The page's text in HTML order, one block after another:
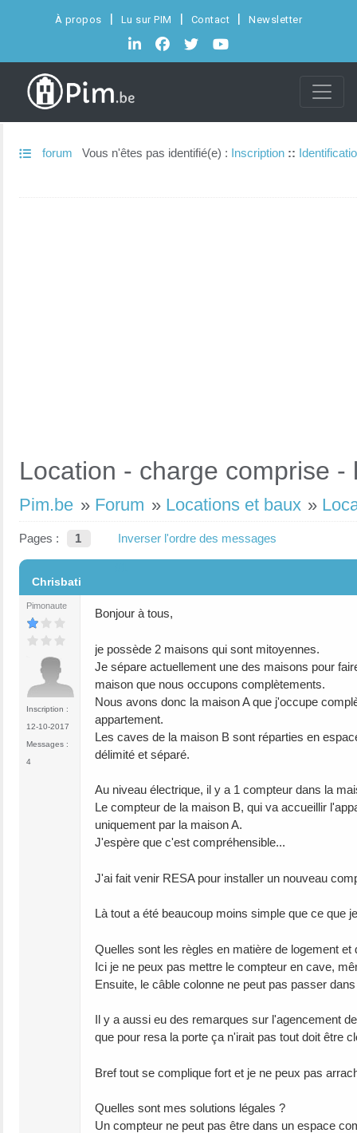
À propos Lu sur PIM Contact Newsletter
forum Vous n'êtes pas identifié(e) : Inscription ::
Location - charge comprise -
Pim.be » Forum » Locations et baux »
Pages : 1 Inverser l'ordre des messages
Chrisbati
Pimonaute
Inscription :
12-10-2017
Messages :
4
Bonjour à tous,
je possède 2 maisons qui sont mitoyennes.
Je sépare actuellement une des maisons pour
maison que nous occupons complètements.
Nous avons donc la maison A que j'occupe
appartement.
Les caves de la maison B sont réparties en
délimité et séparé.
Au niveau électrique, il y a 1 compteur dans la
Le compteur de la maison B, qui va accueillir
uniquement par la maison A.
J'espère que c'est compréhensible...
J'ai fait venir RESA pour installer un nouveau
Là tout a été beaucoup moins simple que ce que
Quelles sont les règles en matière de logement et
Ici je ne peux pas mettre le compteur en cave,
Ensuite, le câble colonne ne peut pas passer
Il y a aussi eu des remarques sur l'agencement
que pour resa la porte ça n'irait pas tout doit être
Bref tout se complique fort et je ne peux pas
Quelles sont mes solutions légales ?
Un compteur ne peut pas être dans un espace